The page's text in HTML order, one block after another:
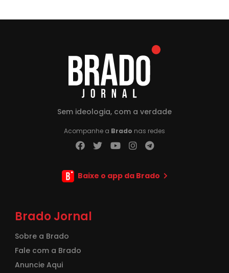
Sem ideologia, com a verdade
Acompanhe a Brado nas redes
Baixe o app da Brado
Brado Jornal
Sobre a Brado
Fale com a Brado
Anuncie Aqui